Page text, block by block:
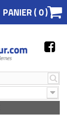
PANIER (0)